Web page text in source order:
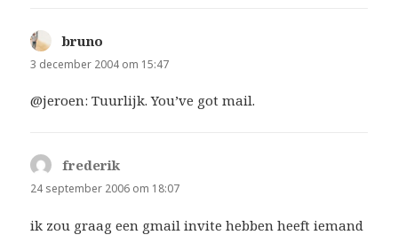
bruno
3 december 2004 om 15:47
@jeroen: Tuurlijk. You’ve got mail.
frederik
24 september 2006 om 18:07
ik zou graag een gmail invite hebben heeft iemand